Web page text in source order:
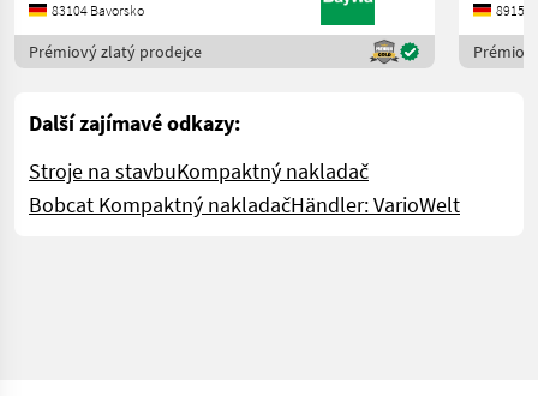
83104 Bavorsko
Prémiový zlatý prodejce
89155
Další zajímavé odkazy:
Stroje na stavbuKompaktný nakladač
Bobcat Kompaktný nakladačHändler: VarioWelt